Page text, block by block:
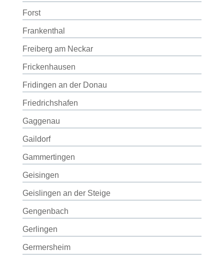
Forst
Frankenthal
Freiberg am Neckar
Frickenhausen
Fridingen an der Donau
Friedrichshafen
Gaggenau
Gaildorf
Gammertingen
Geisingen
Geislingen an der Steige
Gengenbach
Gerlingen
Germersheim